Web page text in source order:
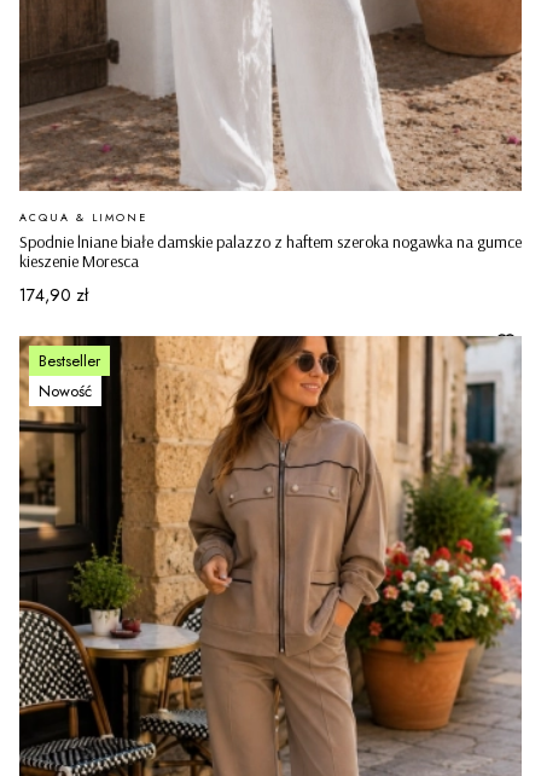
Spodnie lniane białe damskie palazzo z haftem szeroka nogawka na gumce
kieszenie Moresca
PRODUCENT
ACQUA & LIMONE
Cena
174,90 zł
Bestseller
Nowość